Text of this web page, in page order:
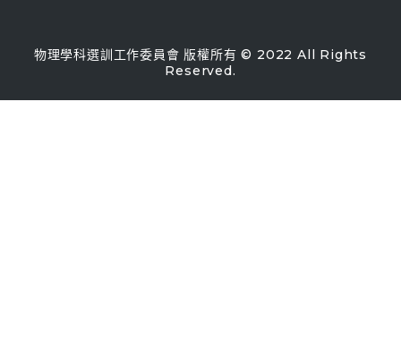
物理學科選訓工作委員會 版權所有 © 2022 All Rights
Reserved.